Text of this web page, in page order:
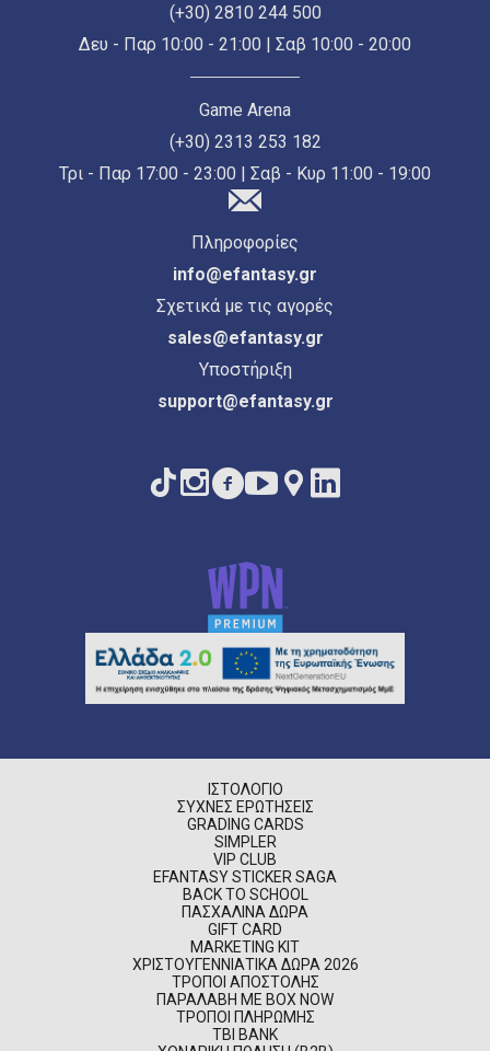
(+30) 2810 244 500
Δευ - Παρ 10:00 - 21:00 | Σαβ 10:00 - 20:00
Game Arena
(+30) 2313 253 182
Τρι - Παρ 17:00 - 23:00 | Σαβ - Κυρ 11:00 - 19:00
Πληροφορίες
info@efantasy.gr
Σχετικά με τις αγορές
sales@efantasy.gr
Υποστήριξη
support@efantasy.gr
ΙΣΤΟΛΌΓΙΟ
ΣΥΧΝΈΣ ΕΡΩΤΉΣΕΙΣ
GRADING CARDS
SIMPLER
VIP CLUB
EFANTASY STICKER SAGA
BACK TO SCHOOL
ΠΑΣΧΑΛΙΝΆ ΔΏΡΑ
GIFT CARD
MARKETING KIT
ΧΡΙΣΤΟΥΓΕΝΝΙΆΤΙΚΑ ΔΏΡΑ 2026
ΤΡΌΠΟΙ ΑΠΟΣΤΟΛΉΣ
ΠΑΡΑΛΑΒΉ ΜΕ BOX NOW
ΤΡΌΠΟΙ ΠΛΗΡΩΜΉΣ
TBI BANK